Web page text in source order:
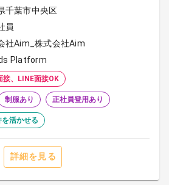
千葉市中央区
員
社Aim_株式会社Aim
Platform
接、LINE面接OK
制服あり 正社員登用あり
活かせる
詳細を見る